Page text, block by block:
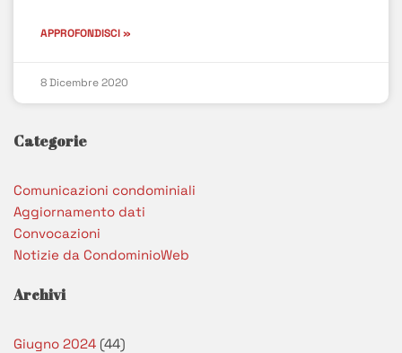
APPROFONDISCI »
8 Dicembre 2020
Categorie
Comunicazioni condominiali
Aggiornamento dati
Convocazioni
Notizie da CondominioWeb
Archivi
Giugno 2024 (44)